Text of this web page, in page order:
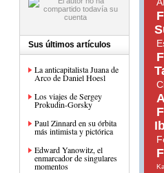
Sus últimos artículos
La anticapitalista Juana de
Arco de Daniel Hoesl
Los viajes de Sergey
Prokudin-Gorsky
Paul Zinnard en su órbita
más intimista y pictórica
Edward Yanowitz, el
enmarcador de singulares
momentos